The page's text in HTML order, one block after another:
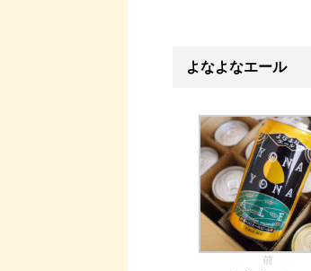
よなよなエール
前